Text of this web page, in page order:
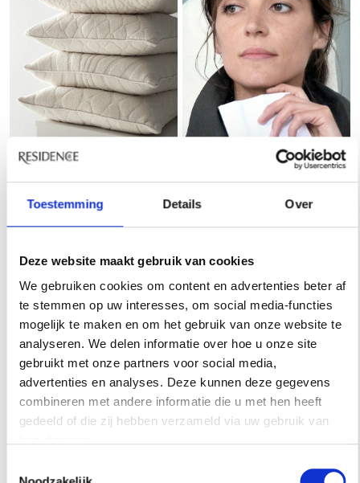
Toestemming Details Over
Deze website maakt gebruik van cookies
We gebruiken cookies om content en advertenties beter af
te stemmen op uw interesses, om social media-functies
mogelijk te maken en om het gebruik van onze website te
analyseren. We delen informatie over hoe u onze site
gebruikt met onze partners voor social media,
advertenties en analyses. Deze kunnen deze gegevens
combineren met andere informatie die u met hen heeft
gedeeld of die zij hebben verzameld via uw gebruik van
Rechts: textieldesigner Nanna van Blaaderen
Waar kunnen we jouw
werk bewonderen?
‘In mijn showroom en studio in Amsterdam. Daarnaast ben
ik in gesprek met een aantal winkels in Nederland en
België. Maar daar kan ik nu nog niet te veel over zeggen,
omdat het allemaal nog niet vaststaat. Verder ben ik bezig
met twee nieuwe modecollecties en de home collectie
mogelijk is. Het is heel kostbaar om alles te moeten